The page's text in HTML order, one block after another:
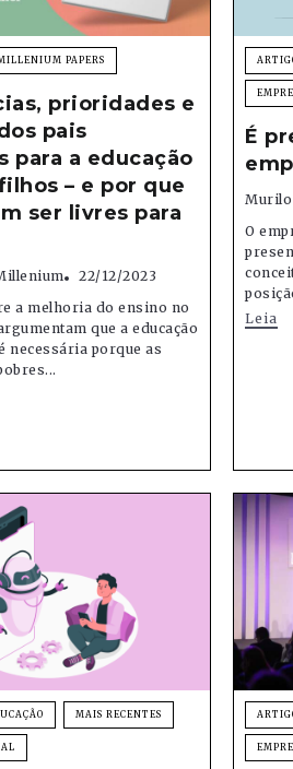
PAPERS
prioridades e
pais
para a educação
– e por que
ser livres para
22/12/2023
a melhoria do ensino no
que a educação
necessária porque as
É
O
Leia
MAIS RECENTES